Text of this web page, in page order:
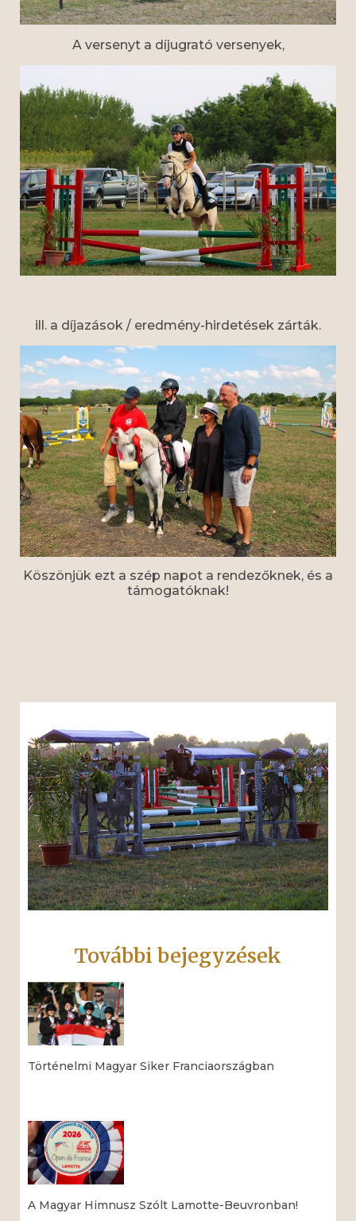
A versenyt a díjugrató versenyek,
ill. a díjazások / eredmény-hirdetések zárták.
Köszönjük ezt a szép napot a rendezőknek, és a
támogatóknak!
További bejegyzések
Történelmi Magyar Siker Franciaországban
A Magyar Himnusz Szólt Lamotte-Beuvronban!